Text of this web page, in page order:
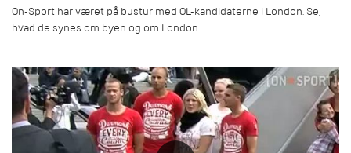
On-Sport har været på bustur med OL-kandidaterne i London. Se,
hvad de synes om byen og om London...